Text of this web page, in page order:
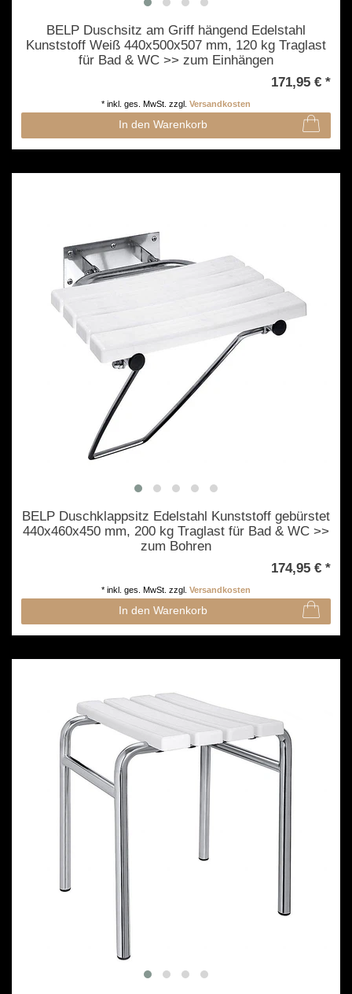
BELP Duschsitz am Griff hängend Edelstahl
Kunststoff Weiß 440x500x507 mm, 120 kg Traglast
für Bad & WC >> zum Einhängen
171,95 € *
In den Warenkorb
* inkl. ges. MwSt. zzgl. Versandkosten
BELP Duschklappsitz Edelstahl Kunststoff gebürstet
440x460x450 mm, 200 kg Traglast für Bad & WC >>
zum Bohren
174,95 € *
In den Warenkorb
* inkl. ges. MwSt. zzgl. Versandkosten